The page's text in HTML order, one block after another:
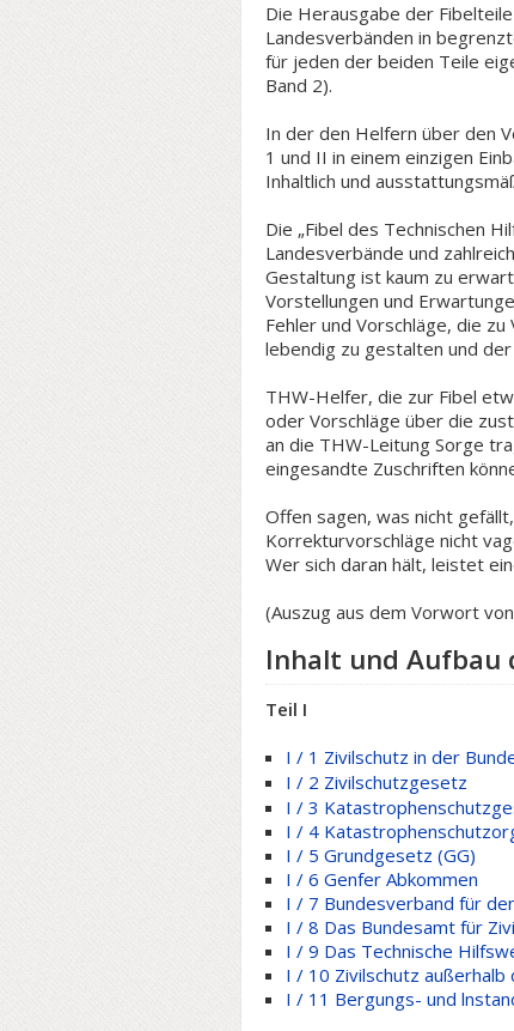
Die Herausgabe der
Landesverbänden in
für jeden der beiden Teile
Band 2).
In der den Helfern über den
1 und II in einem einzigen
Inhaltlich und
Die „Fibel des Technischen
Landesverbände und
Gestaltung ist kaum zu
Vorstellungen und
Fehler und Vorschläge, die
lebendig zu gestalten und
THW-Helfer, die zur Fibel
oder Vorschläge über die
an die THW-Leitung Sorge
eingesandte Zuschriften
Offen sagen, was nicht
Korrekturvorschläge nicht
Wer sich daran hält, leistet
(Auszug aus dem Vorwort
Inhalt und Aufbau
Teil I
I / 1 Zivilschutz in der
I / 2 Zivilschutzgesetz
I / 3
I / 4
I / 5 Grundgesetz (GG)
I / 6 Genfer Abkommen
I / 7 Bundesverband für
I / 8 Das Bundesamt für
I / 9 Das Technische
I / 10 Zivilschutz
I / 11 Bergungs- und